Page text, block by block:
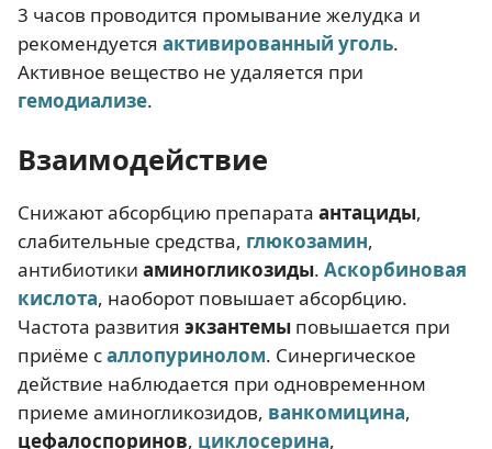
3 часов проводится промывание желудка и
рекомендуется активированный уголь.
Активное вещество не удаляется при
гемодиализе.
Взаимодействие
Снижают абсорбцию препарата антациды,
слабительные средства, глюкозамин,
антибиотики аминогликозиды. Аскорбиновая
кислота, наоборот повышает абсорбцию.
Частота развития экзантемы повышается при
приёме саллопуринолом. Синергическое
действие наблюдается при одновременном
приеме аминогликозидов, ванкомицина,
цефалоспоринов, циклосерина,